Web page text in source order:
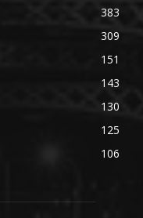
383
309
151
143
130
125
106